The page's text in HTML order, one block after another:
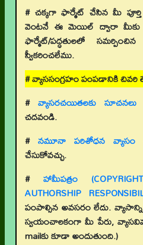
# చక్కగా ఫార్మేట్ చేసిన మీ
వెంటనే ఈ మెయిల్ ద్వారా
ఫార్మేట్/పద్ధతులలో సమర్పించిన
స్వీకరించలేము.
# వ్యాససంగ్రహం పంపడానికి చివరి
# వ్యాసరచయితలకు సూచనలు
చదవండి.
# నమూనా పరిశోధన వ్యాసం
చేసుకోవచ్చు.
# హామీపత్రం
AUTHORSHIP
పంపాల్సిన అవసరం లేదు.
స్వయంచాలకంగా మీ పేరు,
mailకు కూడా అందుతుంది.)